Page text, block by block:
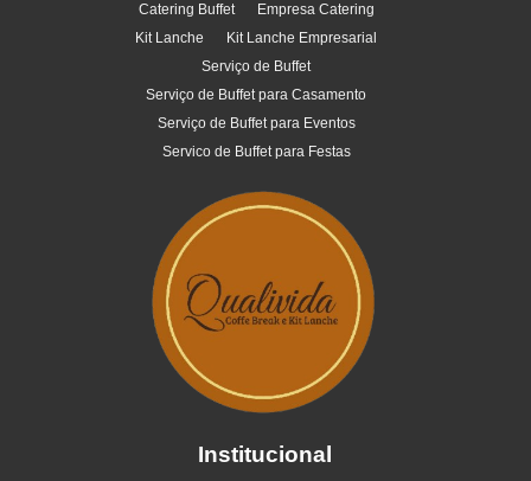
Catering Buffet
Empresa Catering
Kit Lanche
Kit Lanche Empresarial
Serviço de Buffet
Serviço de Buffet para Casamento
Serviço de Buffet para Eventos
Servico de Buffet para Festas
Institucional